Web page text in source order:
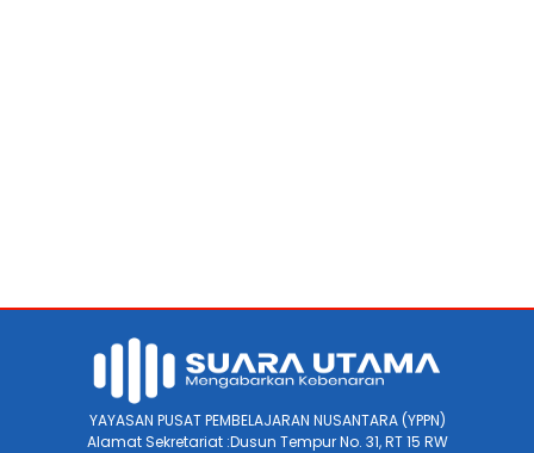
YAYASAN PUSAT PEMBELAJARAN NUSANTARA (YPPN)
Alamat Sekretariat :Dusun Tempur No. 31, RT 15 RW